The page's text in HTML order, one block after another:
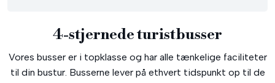
4-stjernede turistbusser​
Vores busser er i topklasse og har alle tænkelige faciliteter
til din bustur. Busserne lever på ethvert tidspunkt op til de